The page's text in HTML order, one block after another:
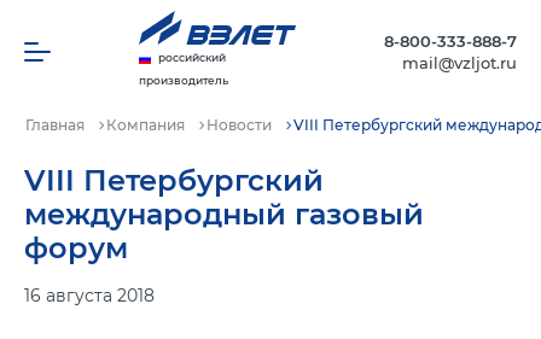
российский
производитель
8-800-333-888-7
mail@vzljot.ru
Главная Компания Новости VIII Петербургский
VIII Петербургский
международный газовый
форум
16 августа 2018